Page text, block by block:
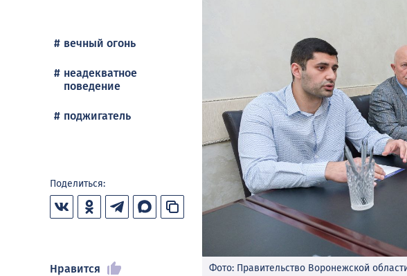
вечный огонь
неадекватное
поведение
поджигатель
Поделиться:
Нравится Фото: Правительство Воронежской